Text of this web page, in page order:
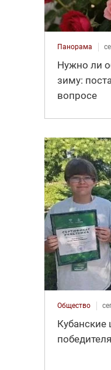
Панорама
Нужно ли
зиму:
вопросе
Общество
Кубанские